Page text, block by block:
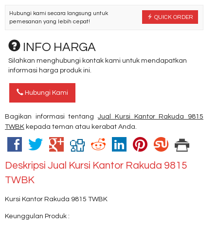
QUICK ORDER
Hubungi kami secara langsung untuk
pemesanan yang lebih cepat!
INFO HARGA
Silahkan menghubungi kontak kami untuk mendapatkan
informasi harga produk ini.
Hubungi Kami
Bagikan informasi tentangJual Kursi Kantor Rakuda 9815
TWBK kepada teman atau kerabat Anda.
Deskripsi Jual Kursi Kantor Rakuda 9815
TWBK
Kursi Kantor Rakuda 9815 TWBK
Keunggulan Produk :